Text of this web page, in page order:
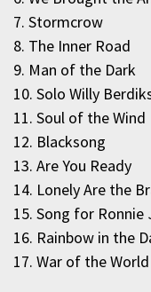
7. Stormcrow
8. The Inner Road
9. Man of the Dark
10. Solo Willy
11. Soul of the Wind
12. Blacksong
13. Are You Ready
14. Lonely Are the
15. Song for Ronnie
16. Rainbow in the
17. War of the World